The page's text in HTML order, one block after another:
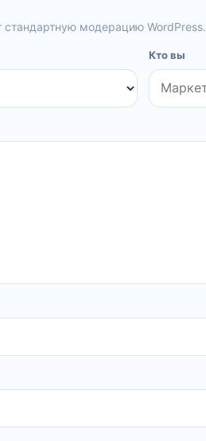
стандартную модерацию WordPress.
Кто вы